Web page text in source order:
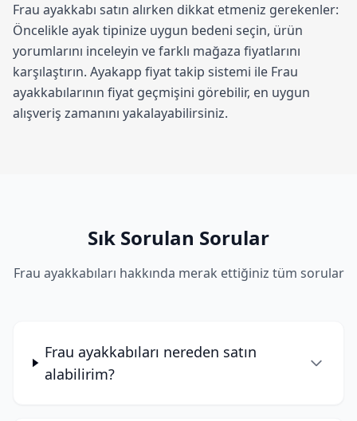
Frau ayakkabı satın alırken dikkat etmeniz gerekenler:
Öncelikle ayak tipinize uygun bedeni seçin, ürün
yorumlarını inceleyin ve farklı mağaza fiyatlarını
karşılaştırın. Ayakapp fiyat takip sistemi ile Frau
ayakkabılarının fiyat geçmişini görebilir, en uygun
alışveriş zamanını yakalayabilirsiniz.
Sık Sorulan Sorular
Frau ayakkabıları hakkında merak ettiğiniz tüm sorular
Frau ayakkabıları nereden satın
alabilirim?